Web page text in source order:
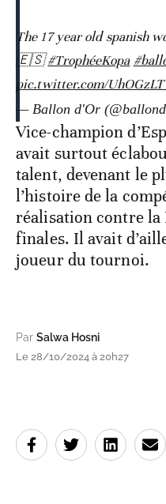
The 17 year old spanish
🇪🇸#TrophéeKopa
pic.twitter.com/
— Ballon d'Or
Vice-champion
avait surtout
talent, devenant le
l’histoire de la
réalisation contre la
finales. Il avait
joueur du tournoi.
Par Salwa Hosni
Le 28/10/2024 à 20h27